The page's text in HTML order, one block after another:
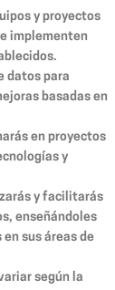
y proyectos
implementen
datos para
basadas en
en proyectos
y
y facilitarás
enseñándoles
sus áreas de
según la